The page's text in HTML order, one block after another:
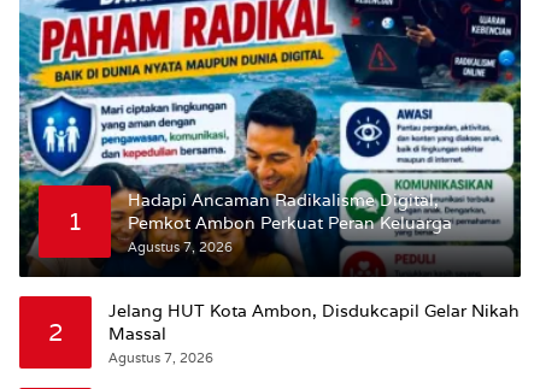
1
Hadapi Ancaman Radikalisme Digital,
Pemkot Ambon Perkuat Peran Keluarga
Agustus 7, 2026
2
Jelang HUT Kota Ambon, Disdukcapil Gelar Nikah
Massal
Agustus 7, 2026